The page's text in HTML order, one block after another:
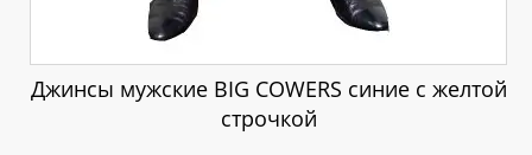
Джинсы мужские BIG COWERS синие с желтой
строчкой